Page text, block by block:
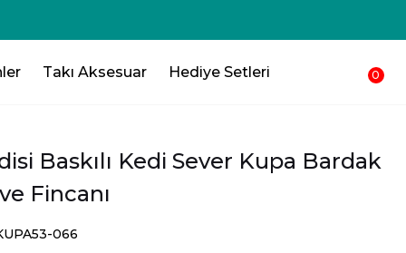
💸 Sepetinden düşsün !!!💸
Takı Aksesuar Hediye Setleri 0
Baskılı Kedi Sever Kupa Bardak
Fincanı
066